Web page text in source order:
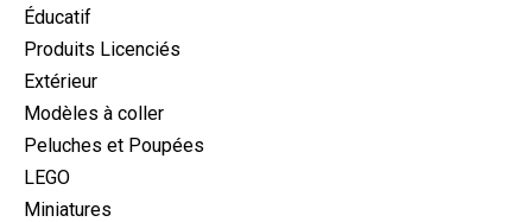
Éducatif
Produits Licenciés
Extérieur
Modèles à coller
Peluches et Poupées
LEGO
Miniatures